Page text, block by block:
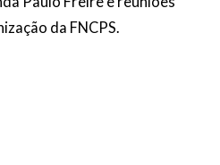
da FNCPS.